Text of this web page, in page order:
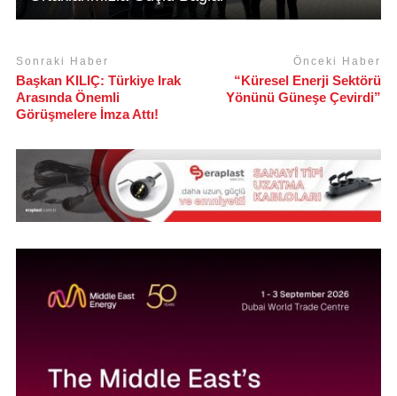
Sonraki Haber
Başkan KILIÇ: Türkiye Irak
Arasında Önemli
Görüşmelere İmza Attı!
Önceki Haber
“Küresel Enerji Sektörü
Yönünü Güneşe Çevirdi”